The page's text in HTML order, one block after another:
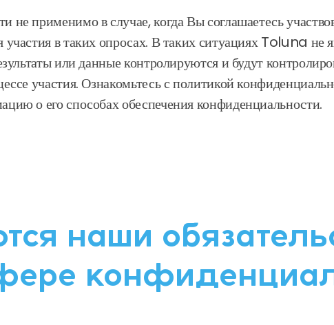
не применимо в случае, когда Вы соглашаетесь
в таких опросах. В таких ситуациях Toluna не
или данные контролируются и будут
участия. Ознакомьтесь с политикой
о его способах обеспечения конфиденциальности.
наши